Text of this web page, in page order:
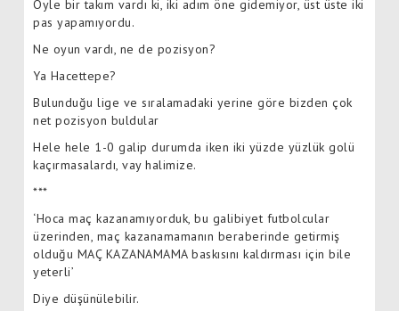
Öyle bir takım vardı ki, iki adım öne gidemiyor, üst üste iki
pas yapamıyordu.
Ne oyun vardı, ne de pozisyon?
Ya Hacettepe?
Bulunduğu lige ve sıralamadaki yerine göre bizden çok
net pozisyon buldular
Hele hele 1-0 galip durumda iken iki yüzde yüzlük golü
kaçırmasalardı, vay halimize.
***
‘Hoca maç kazanamıyorduk, bu galibiyet futbolcular
üzerinden, maç kazanamamanın beraberinde getirmiş
olduğu MAÇ KAZANAMAMA baskısını kaldırması için bile
yeterli’
Diye düşünülebilir.